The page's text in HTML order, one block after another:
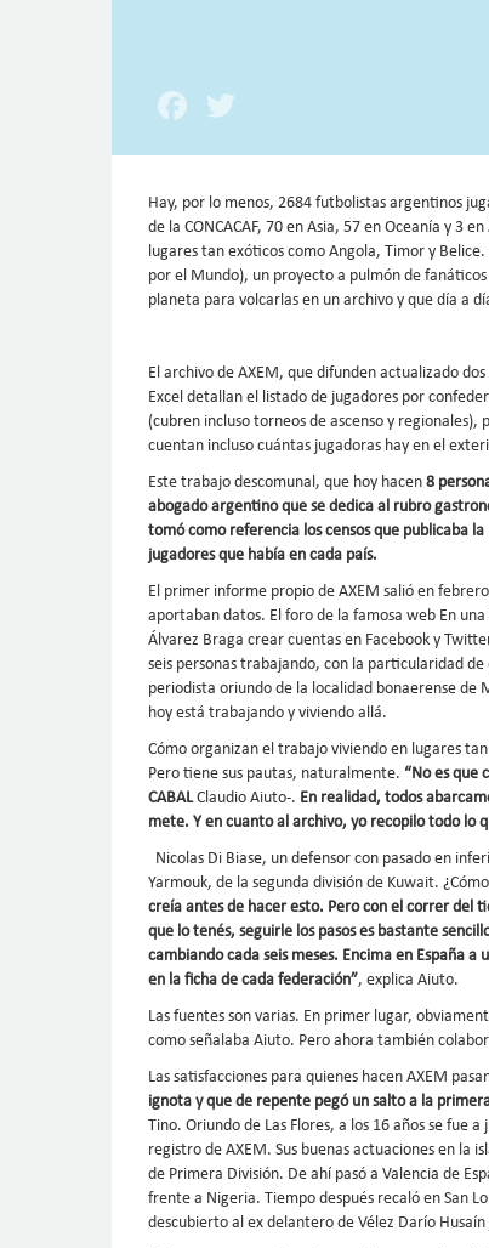
Facebook
Hay, por lo menos, 2684 futbolistas argentinos
de la CONCACAF, 70 en Asia, 57 en Oceanía y 3
lugares tan exóticos como Angola, Timor y
por el Mundo), un proyecto a pulmón de
planeta para volcarlas en un archivo y que día a
El archivo de AXEM, que difunden actualizado
Excel detallan el listado de jugadores por
(cubren incluso torneos de ascenso y
cuentan incluso cuántas jugadoras hay en el
Este trabajo descomunal, que hoy hacen 8
abogado argentino que se dedica al rubro
tomó como referencia los censos que publicaba
jugadores que había en cada país.
El primer informe propio de AXEM salió en
aportaban datos. El foro de la famosa web En
Álvarez Braga crear cuentas en Facebook y
seis personas trabajando, con la particularidad
periodista oriundo de la localidad bonaerense de
hoy está trabajando y viviendo allá.
Cómo organizan el trabajo viviendo en lugares
Pero tiene sus pautas, naturalmente. “No es que
CABALClaudio Aiuto-. En realidad, todos
mete. Y en cuanto al archivo, yo recopilo todo lo
Nicolas Di Biase, un defensor con pasado en
Yarmouk, de la segunda división de Kuwait.
creía antes de hacer esto. Pero con el correr del
que lo tenés, seguirle los pasos es bastante
cambiando cada seis meses. Encima en España
en la ficha de cada federación”, explica Aiuto.
Las fuentes son varias. En primer lugar,
como señalaba Aiuto. Pero ahora también
Las satisfacciones para quienes hacen AXEM
ignota y que de repente pegó un salto a la
Tino. Oriundo de Las Flores, a los 16 años se
registro de AXEM. Sus buenas actuaciones en la
de Primera División. De ahí pasó a Valencia de
frente a Nigeria. Tiempo después recaló en San
descubierto al ex delantero de Vélez Darío